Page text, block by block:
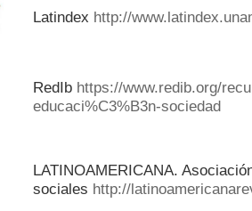
Latindex http://
RedIb https://www.redib.org/
educaci%C3%B3n-sociedad
LATINOAMERICANA.
sociales http://